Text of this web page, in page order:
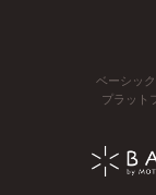
ベーシッ
プラット